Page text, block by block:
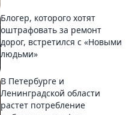
Блогер, которого хотят
оштрафовать за ремонт
дорог, встретился с «Новыми
людьми»
В Петербурге и
Ленинградской области
растет потребление